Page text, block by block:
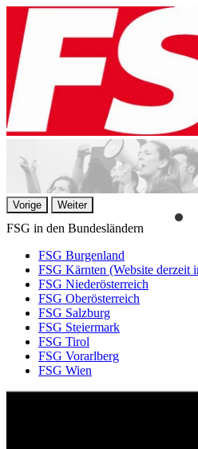
Vorige Weiter
FSG in den Bundesländern
FSG Burgenland
FSG Kärnten (Website derzeit
FSG Niederösterreich
FSG Oberösterreich
FSG Salzburg
FSG Steiermark
FSG Tirol
FSG Vorarlberg
FSG Wien